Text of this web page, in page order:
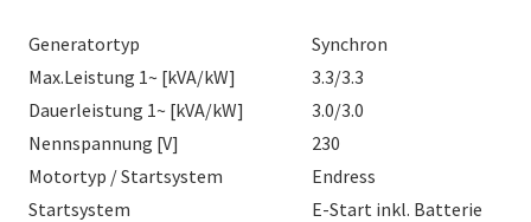
Generatortyp
Synchron
Max.Leistung 1~ [kVA/kW]
3.3/3.3
Dauerleistung 1~ [kVA/kW]
3.0/3.0
Nennspannung [V]
230
Motortyp / Startsystem
Endress
Startsystem
E-Start inkl. Batterie